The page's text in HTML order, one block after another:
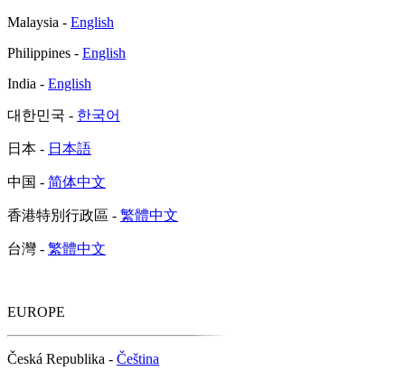
Malaysia - English
Philippines - English
India - English
대한민국 - 한국어
日本 - 日本語
中国 - 简体中文
香港特別行政區 - 繁體中文
台灣 - 繁體中文
EUROPE
Česká Republika - Čeština